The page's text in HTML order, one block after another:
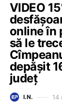
VIDEO
online în
să le
depășit
județ
I.N. 14